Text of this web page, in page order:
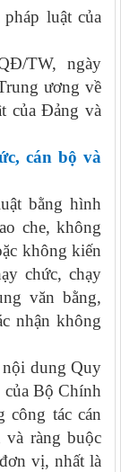
luật của
TW, ngày
ương về
của Đảng và
cán bộ và
bằng hình
che, không
không kiến
chức, chạy
văn bằng,
nhận không
dung Quy
Bộ Chính
công tác cán
và ràng buộc
vị, nhất là